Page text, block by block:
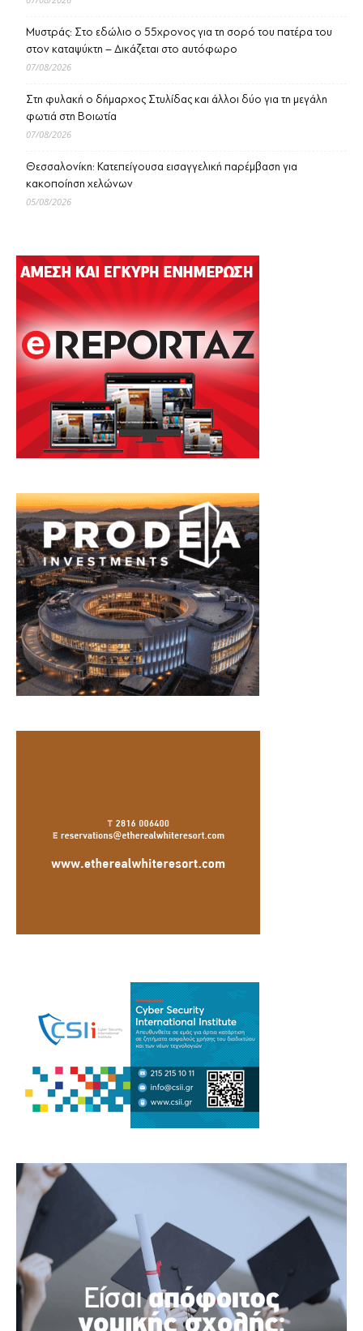
Μυστράς: Στο εδώλιο ο 55χρονος για τη σορό του πατέρα του
στον καταψύκτη – Δικάζεται στο αυτόφωρο
07/08/2026
Στη φυλακή ο δήμαρχος Στυλίδας και άλλοι δύο για τη μεγάλη
φωτιά στη Βοιωτία
07/08/2026
Θεσσαλονίκη: Κατεπείγουσα εισαγγελική παρέμβαση για
κακοποίηση χελώνων
05/08/2026